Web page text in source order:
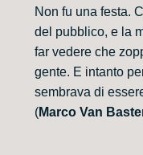
Non fu una festa.
del pubblico, e la
far vedere che
gente. E intanto
sembrava di
(Marco Van